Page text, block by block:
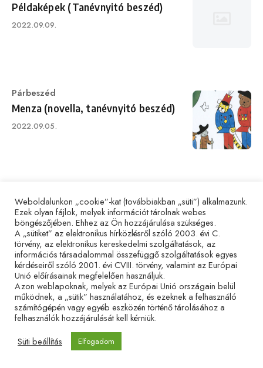
Példaképek (Tanévnyitó beszéd)
Published
2022.09.09.
Category
Párbeszéd
Menza (novella, tanévnyitó beszéd)
Published
2022.09.05.
Egy iskolafenntartó lehetőségei –
körkép a Váci Egyházmegye
oktató-nevelő hálózatáról
Published
on
2022.02.18.
Az oldal Magyarország Kormánya és a
Weboldalunkon „cookie”-kat (továbbiakban „süti”) alkalmazunk.
Ezek olyan fájlok, melyek információt tárolnak webes
böngészőjében. Ehhez az Ön hozzájárulása szükséges.
A „sütiket” az elektronikus hírközlésről szóló 2003. évi C.
törvény, az elektronikus kereskedelmi szolgáltatások, az
információs társadalommal összefüggő szolgáltatások egyes
kérdéseiről szóló 2001. évi CVIII. törvény, valamint az Európai
Unió előírásainak megfelelően használjuk.
Azon weblapoknak, melyek az Európai Unió országain belül
működnek, a „sütik” használatához, és ezeknek a felhasználó
számítógépén vagy egyéb eszközén történő tárolásához a
felhasználók hozzájárulását kell kérniük.
Süti beállítás
Elfogadom